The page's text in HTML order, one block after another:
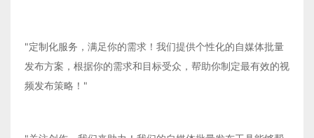
"定制化服务，满足你的需求！我们提供个性化的自媒体批量
发布方案，根据你的需求和目标受众，帮助你制定最有效的视
频发布策略！"